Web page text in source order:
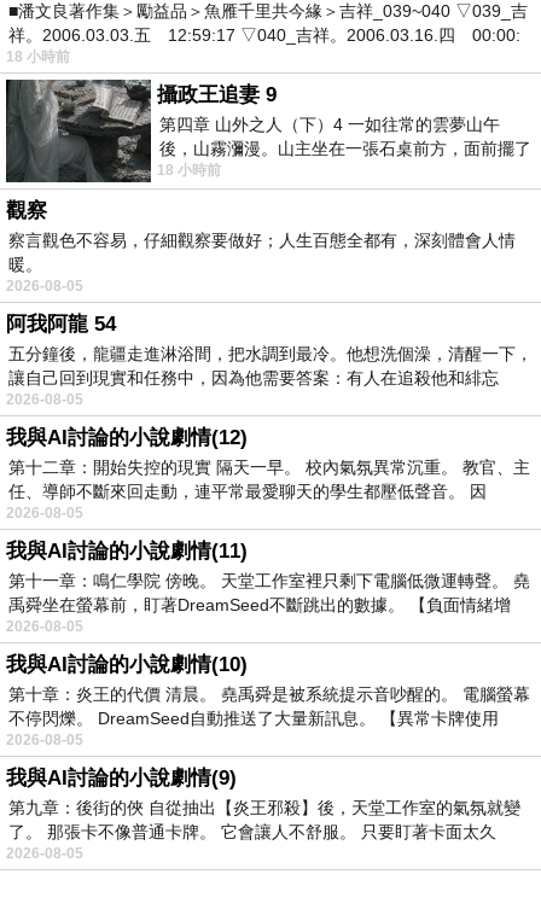
■潘文良著作集＞勵益品＞魚雁千里共今緣＞吉祥_039~040 ▽039_吉
祥。2006.03.03.五 12:59:17 ▽040_吉祥。2006.03.16.四 00:00:
18 小時前
攝政王追妻 9
第四章 山外之人（下）4 一如往常的雲夢山午
後，山霧瀰漫。山主坐在一張石桌前方，面前擺了
一盤未下完的棋盤，還有一壺茶與兩只冒
18 小時前
觀察
察言觀色不容易，仔細觀察要做好；人生百態全都有，深刻體會人情
暖。
2026-08-05
阿我阿龍 54
五分鐘後，龍疆走進淋浴間，把水調到最冷。他想洗個澡，清醒一下，
讓自己回到現實和任務中，因為他需要答案：有人在追殺他和緋忘
2026-08-05
我與AI討論的小說劇情(12)
第十二章：開始失控的現實 隔天一早。 校內氣氛異常沉重。 教官、主
任、導師不斷來回走動，連平常最愛聊天的學生都壓低聲音。 因
2026-08-05
我與AI討論的小說劇情(11)
第十一章：鳴仁學院 傍晚。 天堂工作室裡只剩下電腦低微運轉聲。 堯
禹舜坐在螢幕前，盯著DreamSeed不斷跳出的數據。 【負面情緒增
2026-08-05
我與AI討論的小說劇情(10)
第十章：炎王的代價 清晨。 堯禹舜是被系統提示音吵醒的。 電腦螢幕
不停閃爍。 DreamSeed自動推送了大量新訊息。 【異常卡牌使用
2026-08-05
我與AI討論的小說劇情(9)
第九章：後街的俠 自從抽出【炎王邪殺】後，天堂工作室的氣氛就變
了。 那張卡不像普通卡牌。 它會讓人不舒服。 只要盯著卡面太久
2026-08-05